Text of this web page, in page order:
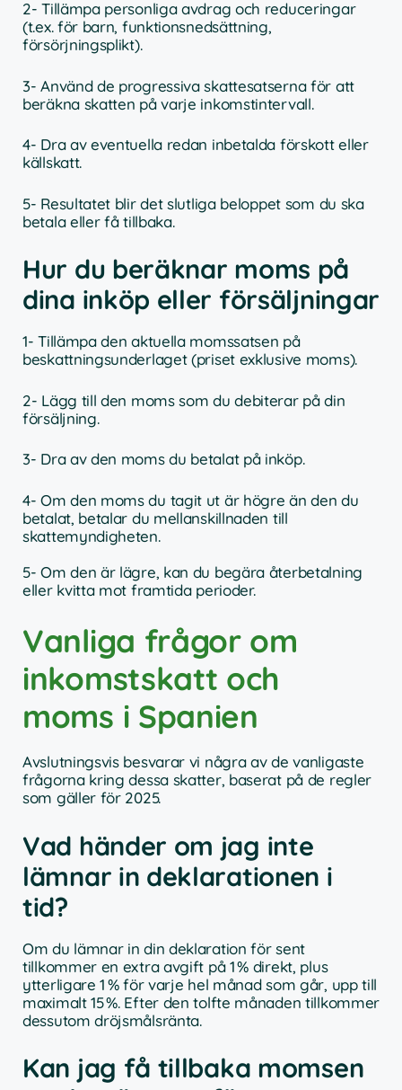
2- Tillämpa personliga avdrag och reduceringar
(t.ex. för barn, funktionsnedsättning,
försörjningsplikt).
3- Använd de progressiva skattesatserna för att
beräkna skatten på varje inkomstintervall.
4- Dra av eventuella redan inbetalda förskott eller
källskatt.
5- Resultatet blir det slutliga beloppet som du ska
betala eller få tillbaka.
Hur du beräknar moms på
dina inköp eller försäljningar
1- Tillämpa den aktuella momssatsen på
beskattningsunderlaget (priset exklusive moms).
2- Lägg till den moms som du debiterar på din
försäljning.
3- Dra av den moms du betalat på inköp.
4- Om den moms du tagit ut är högre än den du
betalat, betalar du mellanskillnaden till
skattemyndigheten.
5- Om den är lägre, kan du begära återbetalning
eller kvitta mot framtida perioder.
Vanliga frågor om
inkomstskatt och
moms i Spanien
Avslutningsvis besvarar vi några av de vanligaste
frågorna kring dessa skatter, baserat på de regler
som gäller för 2025.
Vad händer om jag inte
lämnar in deklarationen i
tid?
Om du lämnar in din deklaration för sent
tillkommer en extra avgift på 1 % direkt, plus
ytterligare 1 % för varje hel månad som går, upp till
maximalt 15 %. Efter den tolfte månaden tillkommer
dessutom dröjsmålsränta.
Kan jag få tillbaka momsen